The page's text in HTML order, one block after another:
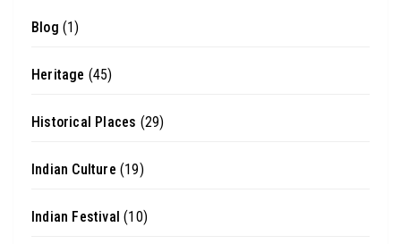
Blog (1)
Heritage (45)
Historical Places (29)
Indian Culture (19)
Indian Festival (10)